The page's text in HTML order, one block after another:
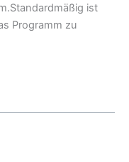
ist
Programm zu